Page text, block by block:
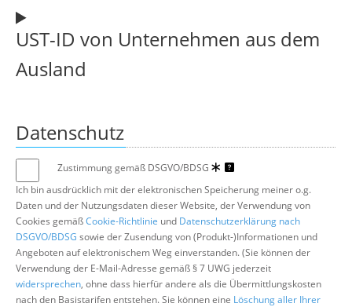
UST-ID von Unternehmen aus dem
Ausland
Datenschutz
Zustimmung gemäß DSGVO/BDSG
Ich bin ausdrücklich mit der elektronischen Speicherung meiner o.g.
Daten und der Nutzungsdaten dieser Website, der Verwendung von
Cookies gemäßCookie-Richtlinie und Datenschutzerklärung nach
DSGVO/BDSG sowie der Zusendung von (Produkt-)Informationen und
Angeboten auf elektronischem Weg einverstanden. (Sie können der
Verwendung der E-Mail-Adresse gemäß § 7 UWG jederzeit
widersprechen, ohne dass hierfür andere als die Übermittlungskosten
nach den Basistarifen entstehen. Sie können eine Löschung aller Ihrer